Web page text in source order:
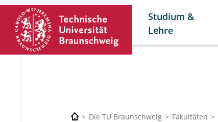
Studium &
Lehre
Die TU Braunschweig Fakultäten